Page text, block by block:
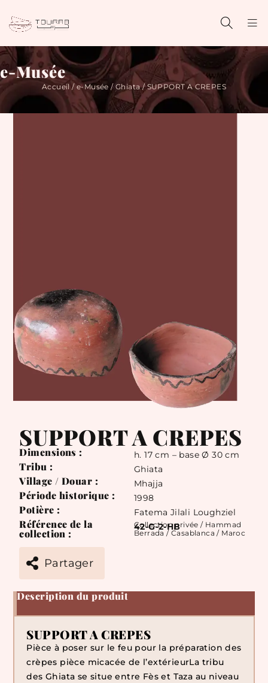
e-Musée
Accueil /e-Musée / Ghiata/ SUPPORT A CREPES
SUPPORT A CREPES
Dimensions : h. 17 cm – base Ø 30 cm
Tribu : Ghiata
Village / Douar : Mhajja
Période historique : 1998
Potière : Fatema Jilali Loughziel
Référence de la
collection :
42-G-2-HB
Collection privée / Hammad
Berrada / Casablanca / Maroc
Partager
Description du produit
SUPPORT A CREPES
Pièce à poser sur le feu pour la préparation des
crèpes pièce micacée de l’extérieurLa tribu
des Ghiata se situe entre Fès et Taza au niveau